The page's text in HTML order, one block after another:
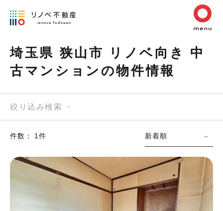
埼玉県 狭山市 リノベ向き 中
古マンションの物件情報
絞り込み検索
件数： 1件 新着順